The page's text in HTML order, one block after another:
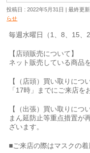
投稿日 : 2022年5月31日 最終更
らせ
毎週水曜日（1、8、15、
【店頭販売について】
ネット販売している商品
【（店頭）買い取りにつ
「17時」までにご来店を
【（出張）買い取りにつ
まん延防止等重点措置が
ざいます。
■ご来店の際はマスクの